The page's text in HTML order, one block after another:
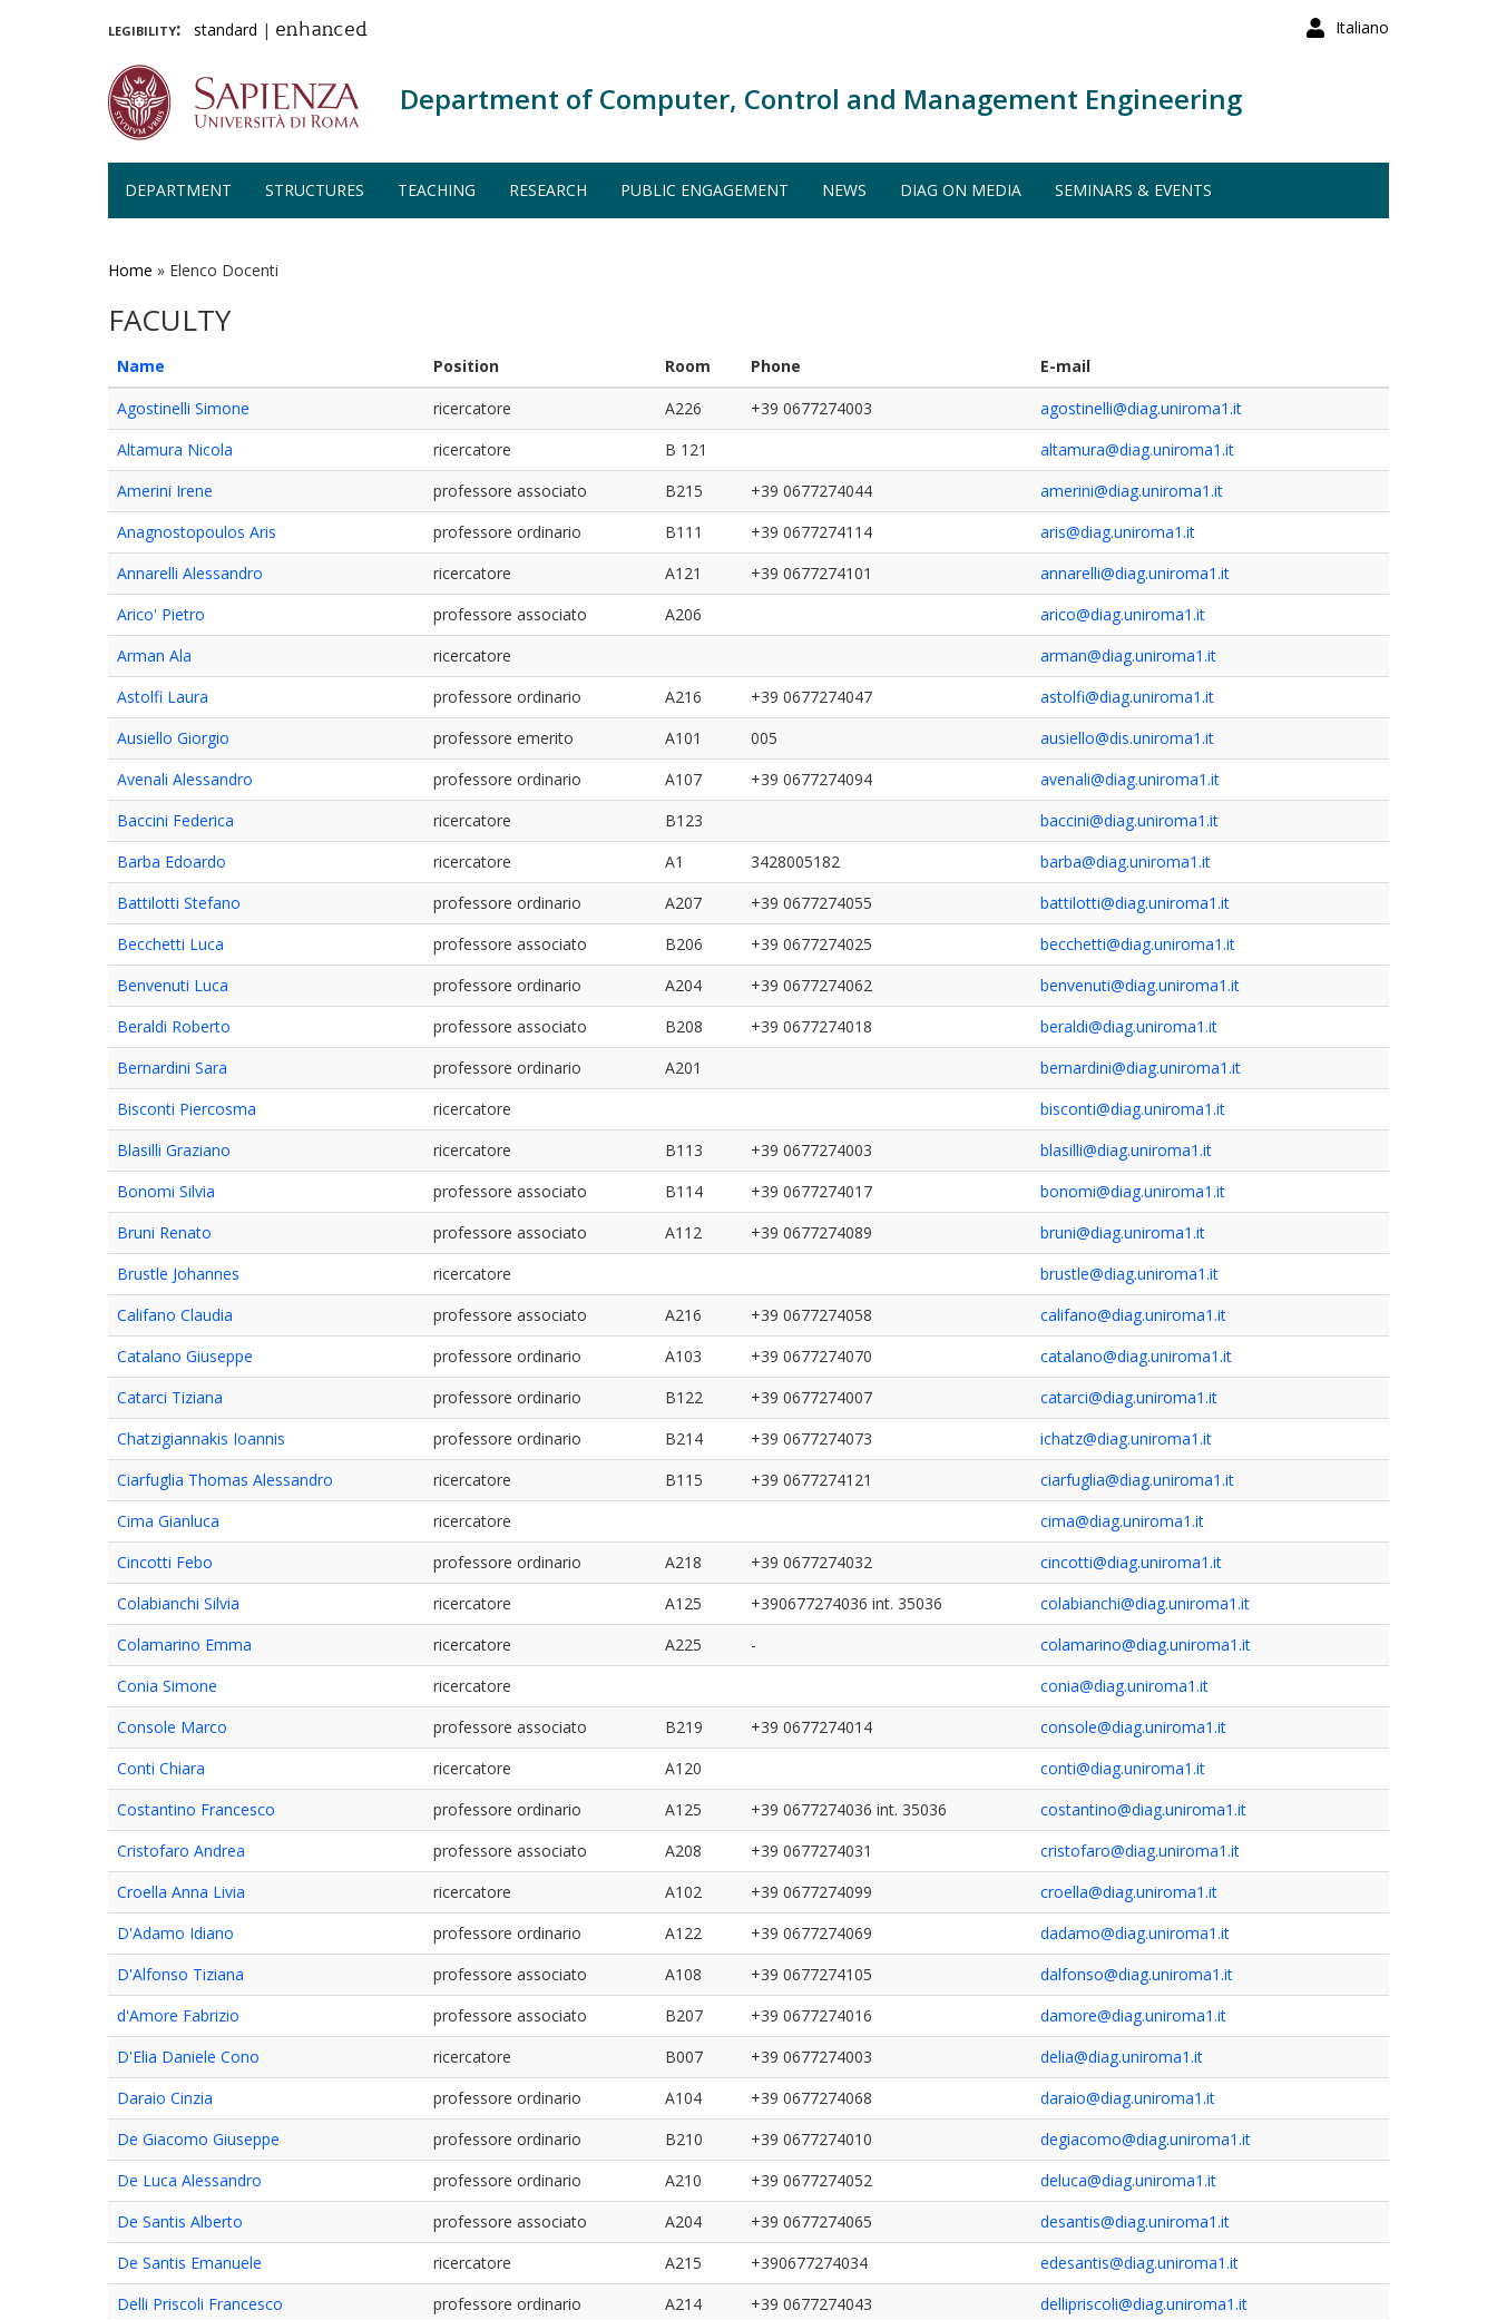
Italiano
legibility: standard | enhanced
Department of Computer, Control and Management Engineering
DEPARTMENT STRUCTURES TEACHING RESEARCH PUBLIC ENGAGEMENT NEWS DIAG ON MEDIA SEMINARS & EVENTS
Home » Elenco Docenti
FACULTY
Name Position Room Phone
E-mail
Agostinelli Simone
ricercatore A226 +39 0677274003
agostinelli@diag.uniroma1.it
Altamura Nicola
ricercatore B 121
altamura@diag.uniroma1.it
Amerini Irene
professore associato B215 +39 0677274044
amerini@diag.uniroma1.it
Anagnostopoulos Aris
professore ordinario B111 +39 0677274114
aris@diag.uniroma1.it
Annarelli Alessandro
ricercatore A121 +39 0677274101
annarelli@diag.uniroma1.it
Arico' Pietro
professore associato A206
arico@diag.uniroma1.it
Arman Ala
ricercatore
arman@diag.uniroma1.it
Astolfi Laura
professore ordinario A216 +39 0677274047
astolfi@diag.uniroma1.it
Ausiello Giorgio
professore emerito A101 005
ausiello@dis.uniroma1.it
Avenali Alessandro
professore ordinario A107 +39 0677274094
avenali@diag.uniroma1.it
Baccini Federica
ricercatore B123
baccini@diag.uniroma1.it
Barba Edoardo
ricercatore A1 3428005182
barba@diag.uniroma1.it
Battilotti Stefano
professore ordinario A207 +39 0677274055
battilotti@diag.uniroma1.it
Becchetti Luca
professore associato B206 +39 0677274025
becchetti@diag.uniroma1.it
Benvenuti Luca
professore ordinario A204 +39 0677274062
benvenuti@diag.uniroma1.it
Beraldi Roberto
professore associato B208 +39 0677274018
beraldi@diag.uniroma1.it
Bernardini Sara
professore ordinario A201
bernardini@diag.uniroma1.it
Bisconti Piercosma
ricercatore
bisconti@diag.uniroma1.it
Blasilli Graziano
ricercatore B113 +39 0677274003
blasilli@diag.uniroma1.it
Bonomi Silvia
professore associato B114 +39 0677274017
bonomi@diag.uniroma1.it
Bruni Renato
professore associato A112 +39 0677274089
bruni@diag.uniroma1.it
Brustle Johannes
ricercatore
brustle@diag.uniroma1.it
Califano Claudia
professore associato A216 +39 0677274058
califano@diag.uniroma1.it
Catalano Giuseppe
professore ordinario A103 +39 0677274070
catalano@diag.uniroma1.it
Catarci Tiziana
professore ordinario B122 +39 0677274007
catarci@diag.uniroma1.it
Chatzigiannakis Ioannis
professore ordinario B214 +39 0677274073
ichatz@diag.uniroma1.it
Ciarfuglia Thomas Alessandro
ricercatore B115 +39 0677274121
ciarfuglia@diag.uniroma1.it
Cima Gianluca
ricercatore
cima@diag.uniroma1.it
Cincotti Febo
professore ordinario A218 +39 0677274032
cincotti@diag.uniroma1.it
Colabianchi Silvia
ricercatore A125 +390677274036 int. 35036
colabianchi@diag.uniroma1.it
Colamarino Emma
ricercatore A225 -
colamarino@diag.uniroma1.it
Conia Simone
ricercatore
conia@diag.uniroma1.it
Console Marco
professore associato B219 +39 0677274014
console@diag.uniroma1.it
Conti Chiara
ricercatore A120
conti@diag.uniroma1.it
Costantino Francesco
professore ordinario A125 +39 0677274036 int. 35036
costantino@diag.uniroma1.it
Cristofaro Andrea
professore associato A208 +39 0677274031
cristofaro@diag.uniroma1.it
Croella Anna Livia
ricercatore A102 +39 0677274099
croella@diag.uniroma1.it
D'Adamo Idiano
professore ordinario A122 +39 0677274069
dadamo@diag.uniroma1.it
D'Alfonso Tiziana
professore associato A108 +39 0677274105
dalfonso@diag.uniroma1.it
d'Amore Fabrizio
professore associato B207 +39 0677274016
damore@diag.uniroma1.it
D'Elia Daniele Cono
ricercatore B007 +39 0677274003
delia@diag.uniroma1.it
Daraio Cinzia
professore ordinario A104 +39 0677274068
daraio@diag.uniroma1.it
De Giacomo Giuseppe
professore ordinario B210 +39 0677274010
degiacomo@diag.uniroma1.it
De Luca Alessandro
professore ordinario A210 +39 0677274052
deluca@diag.uniroma1.it
De Santis Alberto
professore associato A204 +39 0677274065
desantis@diag.uniroma1.it
De Santis Emanuele
ricercatore A215 +390677274034
edesantis@diag.uniroma1.it
Delli Priscoli Francesco
professore ordinario A214 +39 0677274043
dellipriscoli@diag.uniroma1.it